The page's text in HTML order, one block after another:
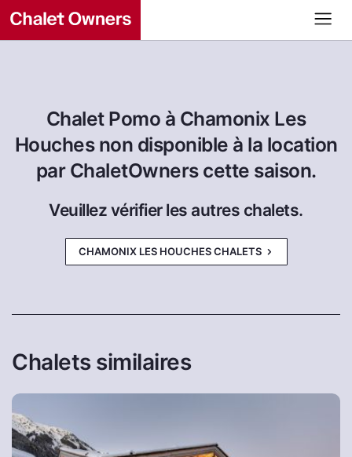
Chalet Pomo à Chamonix Les
Houches non disponible à la location
par ChaletOwners cette saison.
Veuillez vérifier les autres chalets.
CHAMONIX LES HOUCHES CHALETS
Chalets similaires